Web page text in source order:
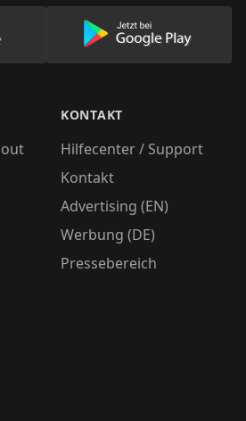
App im AppStore herunter
Lade unsere
KONTAKT
Hilfecenter / Support
Kontakt
Advertising (EN)
Werbung (DE)
Pressebereich